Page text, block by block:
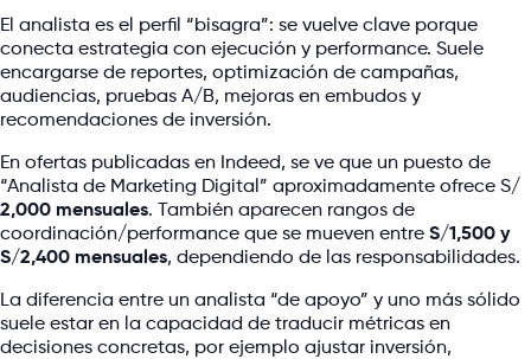
El analista es el perfil “bisagra”: se vuelve clave porque
conecta estrategia con ejecución y performance. Suele
encargarse de reportes, optimización de campañas,
audiencias, pruebas A/B, mejoras en embudos y
recomendaciones de inversión.
En ofertas publicadas en Indeed, se ve que un puesto de
“Analista de Marketing Digital” aproximadamente ofrece S/
2,000 mensuales. También aparecen rangos de
coordinación/performance que se mueven entre S/1,500 y
S/2,400 mensuales, dependiendo de las responsabilidades.
La diferencia entre un analista “de apoyo” y uno más sólido
suele estar en la capacidad de traducir métricas en
decisiones concretas, por ejemplo ajustar inversión,